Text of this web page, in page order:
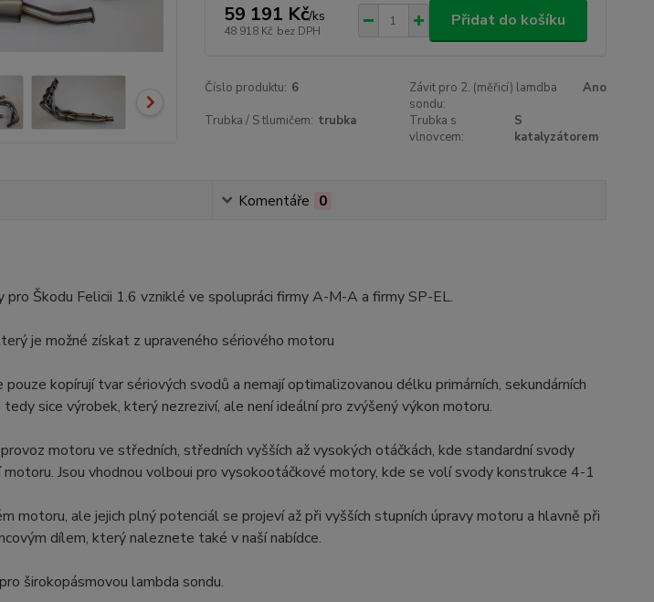
59 191 Kč/ks
48 918 Kč bez DPH
Přidat do košíku
Číslo produktu: 6
Závit pro 2. (měřicí) lamdba
sondu:
Ano
Trubka / S tlumičem: trubka
Trubka s
vlnovcem:
S
katalyzátorem
Komentáře 0
Škodu Felicii 1.6 vzniklé ve spolupráci firmy A-M-A a firmy SP-EL.
je možné získat z upraveného sériového motoru
kopírují tvar sériových svodů a nemají optimalizovanou délku primárních, sekundárních
sice výrobek, který nezreziví, ale není ideální pro zvýšený výkon motoru.
motoru ve středních, středních vyšších až vysokých otáčkách, kde standardní svody
motoru. Jsou vhodnou volboui pro vysokootáčkové motory, kde se volí svody konstrukce 4-1
motoru, ale jejich plný potenciál se projeví až při vyšších stupních úpravy motoru a hlavně při
dílem, který naleznete také v naší nabídce.
širokopásmovou lambda sondu.